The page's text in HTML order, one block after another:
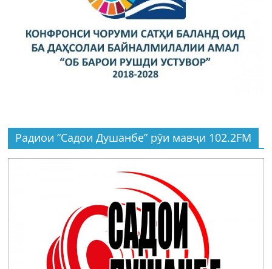
Радиои “Садои Душанбе” рӯи мавҷи 102.2FM